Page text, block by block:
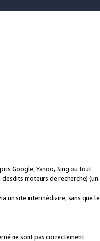
Google, Yahoo, Bing ou tout
moteurs de recherche) (un
un site intermédiaire, sans que le
ne sont pas correctement